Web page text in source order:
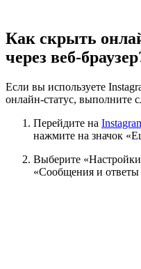
Как скрыть
через веб-
Если вы используете
онлайн-статус, выполните
Перейдите на
нажмите на значок
Выберите
«Сообщения и ответы